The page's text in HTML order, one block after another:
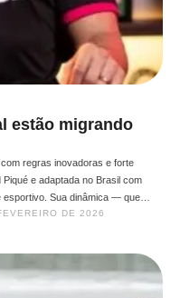
estão migrando
regras inovadoras e forte
e adaptada no Brasil com
esportivo. Sua dinâmica — que
tem atraído atletas consagrados
DE 2026